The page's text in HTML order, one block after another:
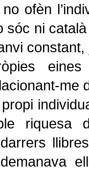
ofèn
sóc ni
eines
riquesa